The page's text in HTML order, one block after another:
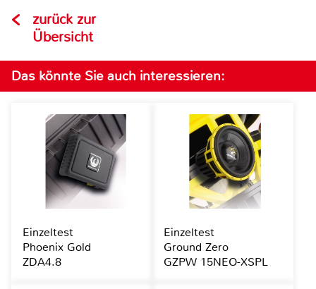
zurück zur
Übersicht
Das könnte Sie auch interessieren:
Einzeltest
Phoenix Gold
ZDA4.8
Einzeltest
Ground Zero
GZPW 15NEO-XSPL